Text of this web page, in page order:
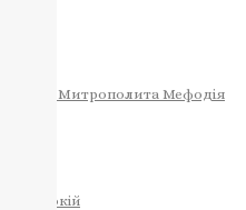
Митрополита Мефодія
за упокій